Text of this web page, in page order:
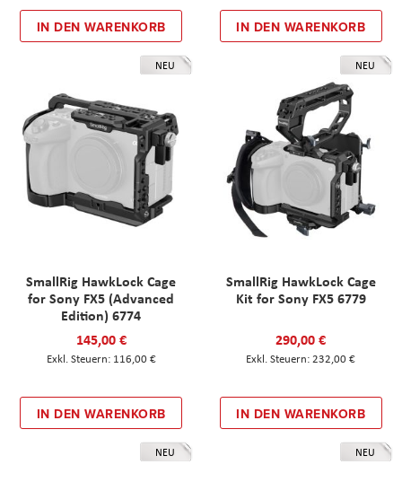
IN DEN WARENKORB IN DEN WARENKORB
NEU
SmallRig HawkLock Cage
for Sony FX5 (Advanced
Edition) 6774
145,00 €
116,00 €
IN DEN WARENKORB
NEU
SmallRig HawkLock Cage
Kit for Sony FX5 6779
290,00 €
232,00 €
IN DEN WARENKORB
NEU NEU